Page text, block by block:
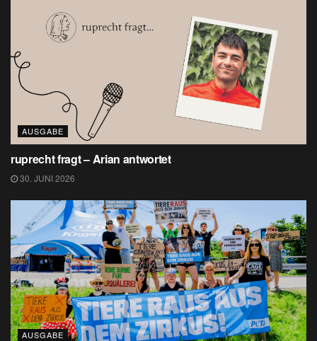
AUSGABE
ruprecht fragt – Arian antwortet
30. JUNI 2026
AUSGABE